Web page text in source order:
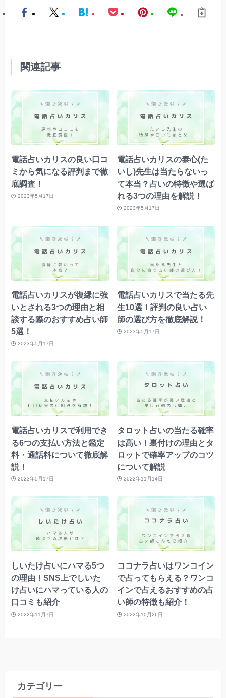
関連記事
電話占いカリスの良い口コ
ミから気になる評判まで徹
底調査！
2023年5月17日
電話占いカリスの泰心(た
いし)先生は当たらないっ
て本当？占いの特徴や選ば
れる3つの理由を解説！
2023年5月17日
電話占いカリスが復縁に強
いとされる3つの理由と相
談する際のおすすめ占い師
5選！
2023年5月17日
電話占いカリスで当たる先
生10選！評判の良い占い
師の選び方を徹底解説！
2023年5月17日
電話占いカリスで利用でき
る6つの支払い方法と鑑定
料・通話料について徹底解
説！
2023年5月17日
タロット占いの当たる確率
は高い！裏付けの理由とタ
ロットで確率アップのコツ
について解説
2022年11月14日
しいたけ占いにハマる5つ
の理由！SNS上でしいた
け占いにハマっている人の
口コミも紹介
2022年11月7日
ココナラ占いはワンコイン
で占ってもらえる？ワンコ
インで占えるおすすめの占
い師の特徴も紹介！
2022年10月26日
カテゴリー